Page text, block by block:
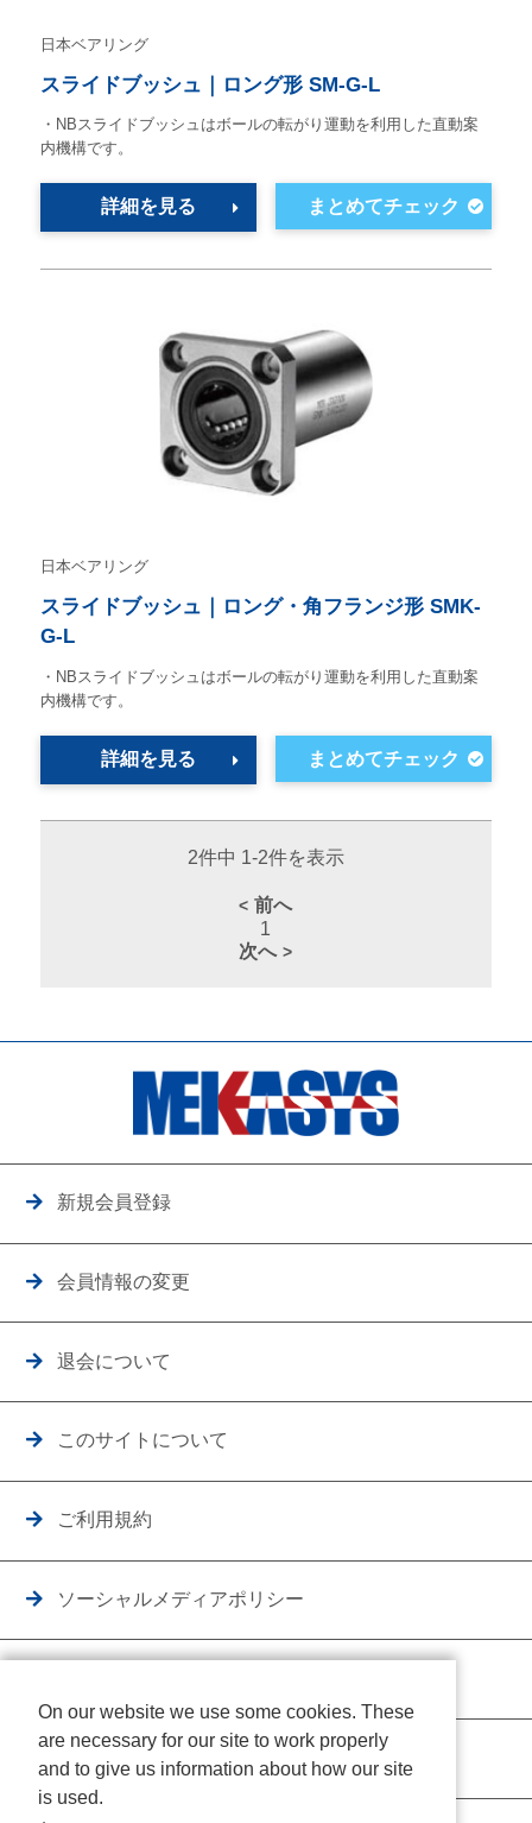
日本ベアリング
スライドブッシュ｜ロング形 SM-G-L
・NBスライドブッシュはボールの転がり運動を利用した直動案
内機構です。
詳細を見る
日本ベアリング
スライドブッシュ｜ロング・角フランジ形 SMK-
G-L
・NBスライドブッシュはボールの転がり運動を利用した直動案
内機構です。
詳細を見る
2件中 1-2件を表示
前へ
1
次へ
新規会員登録
会員情報の変更
退会について
このサイトについて
ご利用規約
ソーシャルメディアポリシー
クッキーポリシー
On our website we use some cookies. These
are necessary for our site to work properly
and to give us information about how our site
is used.